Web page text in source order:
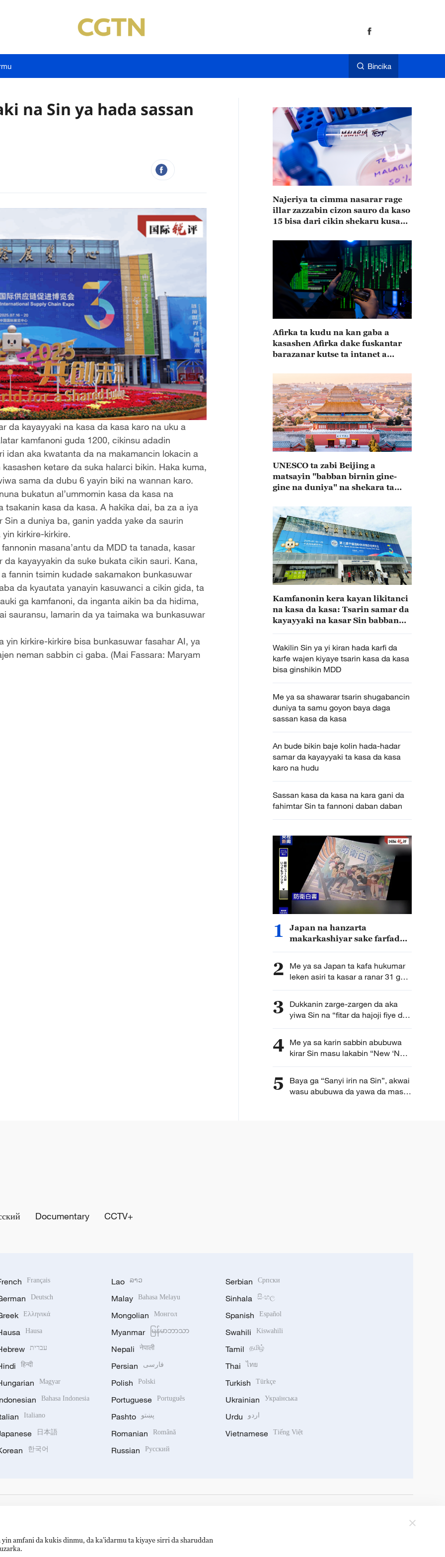
Bincika
na Sin ya hada sassan
da kayayyaki na kasa da kasa karo na uku a
kamfanoni guda 1200, cikinsu adadin
idan aka kwatanta da na makamancin lokacin a
ketare da suka halarci bikin. Haka kuma,
sama da dubu 6 yayin biki na wannan karo.
bukatun al’ummomin kasa da kasa na
kasa da kasa. A hakika dai, ba za a iya
a duniya ba, ganin yadda yake da saurin
kirkire-kirkire.
masana’antu da MDD ta tanada, kasar
kayayyakin da suke bukata cikin sauri. Kana,
fannin tsimin kudade sakamakon bunkasuwar
da kyautata yanayin kasuwanci a cikin gida, ta
ga kamfanoni, da inganta aikin ba da hidima,
sauransu, lamarin da ya taimaka wa bunkasuwar
yin kirkire-kirkire bisa bunkasuwar fasahar AI, ya
neman sabbin ci gaba. (Mai Fassara: Maryam
Najeriya ta cimma nasarar rage
illar zazzabin cizon sauro da kaso
15 bisa dari cikin shekaru kusan
Afirka ta kudu na kan gaba a
kasashen Afirka dake fuskantar
barazanar kutse ta intanet a
UNESCO ta zabi Beijing a
matsayin "babban birnin gine-
gine na duniya" na shekara ta
Kamfanonin kera kayan likitanci
na kasa da kasa: Tsarin samar da
kayayyaki na kasar Sin babban
Wakilin Sin ya yi kiran hada karfi da
karfe wajen kiyaye tsarin kasa da kasa
bisa ginshikin MDD
Me ya sa shawarar tsarin shugabancin
duniya ta samu goyon baya daga
sassan kasa da kasa
An bude bikin baje kolin hada-hadar
samar da kayayyaki ta kasa da kasa
karo na hudu
Sassan kasa da kasa na kara gani da
fahimtar Sin ta fannoni daban daban
1
Japan na hanzarta
makarkashiyar sake farfado
2
Me ya sa Japan ta kafa hukumar
leken asiri ta kasar a ranar 31 ga
watan Yuli?
3
Dukkanin zarge-zargen da aka
yiwa Sin na “fitar da hajoji fiye da
kima” ba su da tushe
4 Me ya sa karin sabbin abubuwa
kirar Sin masu lakabin “New ‘New
Three’” suka game duk duniya?
5
Baya ga “Sanyi irin na Sin”, akwai
wasu abubuwa da yawa da masu
Documentary CCTV+
Français
Deutsch
Ελληνικά
Hausa
עברית
हिन्दी
Magyar
Bahasa Indonesia
Italiano
日本語
한국어
Lao ລາວ
Malay Bahasa Melayu
Mongolian Монгол
Myanmar မြန်မာဘာသာ
Nepali नेपाली
Persian فارسی
Polish Polski
Portuguese Português
Pashto پښتو
Romanian Română
Russian Русский
Serbian Српски
Sinhala සිංහල
Spanish Español
Swahili Kiswahili
Tamil தமிழ்
Thai ไทย
Turkish Türkçe
Ukrainian Українська
Urdu اردو
Vietnamese Tiếng Việt
amfani da kukis dinmu, da ka’idarmu ta kiyaye sirri da sharuddan